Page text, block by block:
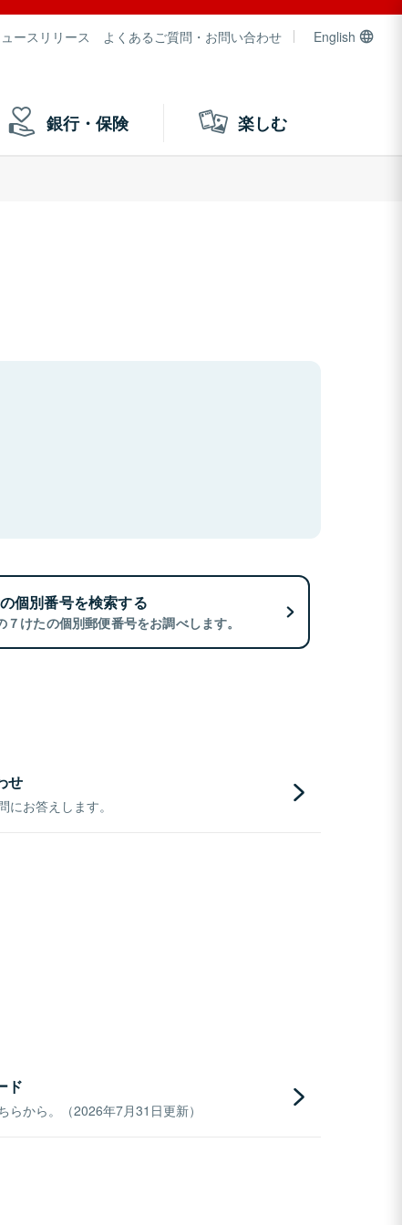
ースリリース よくあるご質問・お問い合わせ English
銀行・保険 楽しむ
個別番号を検索する
７けたの個別郵便番号をお調べします。
せ
お答えします。
ド
から。（2026年7月31日更新）